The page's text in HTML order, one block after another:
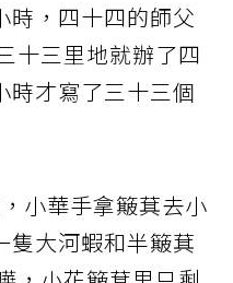
時，四十四的師父
十三里地就辦了四
時才寫了三十三個
小華手拿簸萁去小
隻大河蝦和半簸萁